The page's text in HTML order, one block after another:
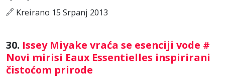
Kreirano 15 Srpanj 2013
30. Issey Miyake vraća se esenciji vode #
Novi mirisi Eaux Essentielles inspirirani
čistoćom prirode